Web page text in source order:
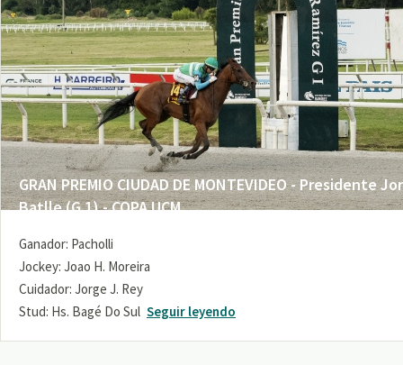
GRAN PREMIO CIUDAD DE MONTEVIDEO - Presidente
Batlle (G 1) - COPA UCM
Ganador: Pacholli
Jockey: Joao H. Moreira
Cuidador: Jorge J. Rey
Stud: Hs. Bagé Do Sul Seguir leyendo